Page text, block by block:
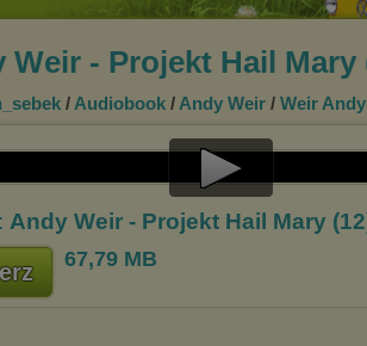
Weir - Projekt Hail Mary
/ Audiobook / Andy Weir / Weir
Play
Andy Weir - Projekt Hail Mary
67,79 MB